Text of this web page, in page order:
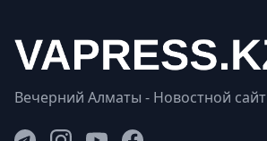
Вечерний Алматы - Новостной сайт